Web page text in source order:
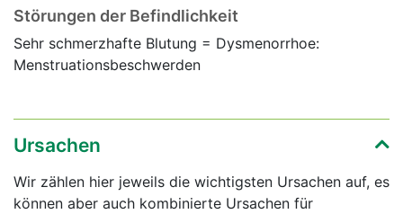
Störungen der Befindlichkeit
Sehr schmerzhafte Blutung = Dysmenorrhoe:
Menstruationsbeschwerden
Ursachen
Wir zählen hier jeweils die wichtigsten Ursachen auf, es
können aber auch kombinierte Ursachen für